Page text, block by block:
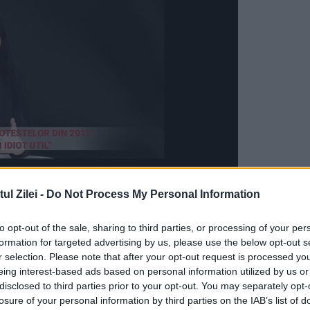
Zilei - Do Not Process My Personal Information
opt-out of the sale, sharing to third parties, or processing of your
for targeted advertising by us, please use the below opt-out
selection. Please note that after your opt-out request is processed
interest-based ads based on personal information utilized by us
to third parties prior to your opt-out. You may separately
of your personal information by third parties on the IAB’s list of
a corupției au dispus punerea în mișcare a
cu data de 16 noiembrie 2021, a
în cadrul Direcției Naționale Anticorupție,
deluare de mită.